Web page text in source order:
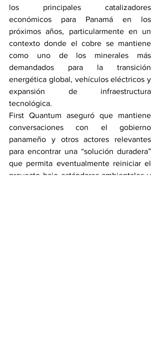
los principales catalizadores
económicos para Panamá en los
próximos años, particularmente en un
contexto donde el cobre se mantiene
como uno de los minerales más
demandados para la transición
energética global, vehículos eléctricos y
expansión de infraestructura
tecnológica.
First Quantum aseguró que mantiene
conversaciones con el gobierno
panameño y otros actores relevantes
para encontrar una “solución duradera”
que permita eventualmente reiniciar el
proyecto bajo estándares ambientales y